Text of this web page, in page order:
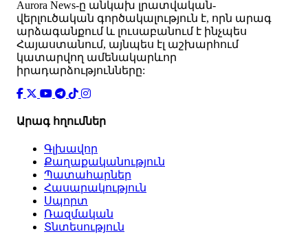
Аurora News-ը անկախ լրատվական-
վերլուծական գործակալություն է, որն արագ
արձագանքում և լուսաբանում է ինչպես
Հայաստանում, այնպես էլ աշխարհում
կատարվող ամենակարևոր
իրադարձությունները:
Արագ հղումներ
Գլխավոր
Քաղաքականություն
Պատահարներ
Հասարակություն
Սպորտ
Ռազմական
Տնտեսություն